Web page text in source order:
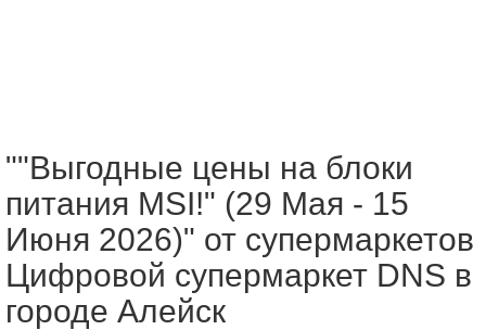
""Выгодные цены на блоки
питания MSI!" (29 Мая - 15
Июня 2026)" от супермаркетов
Цифровой супермаркет DNS в
городе Алейск